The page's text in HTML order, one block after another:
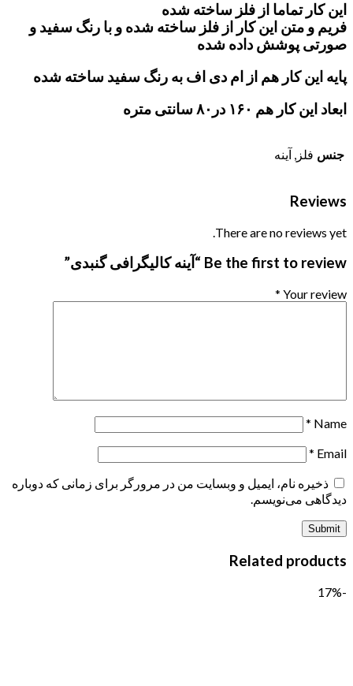
این کار تماما از فلز ساخته شده
فریم و متن این کار از فلز ساخته شده و با رنگ سفید و
صورتی پوشش داده شده
پایه این کار هم از ام دی اف به رنگ سفید ساخته شده
ابعاد این کار هم ۱۶۰ در۸۰ سانتی متره
جنس فلز, آینه
Reviews
There are no reviews yet.
Be the first to review “آینه کالیگرافی گنبدی”
Your review
*
Name
*
Email
*
ذخیره نام، ایمیل و وبسایت من در مرورگر برای زمانی که دوباره
دیدگاهی می‌نویسم.
Related products
-17%